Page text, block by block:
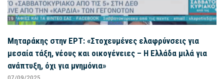
Μηταράκης στην ΕΡΤ: «Στοχευμένες ελαφρύνσεις για
μεσαία τάξη, νέους και οικογένειες – Η Ελλάδα μιλά για
ανάπτυξη, όχι για μνημόνια»